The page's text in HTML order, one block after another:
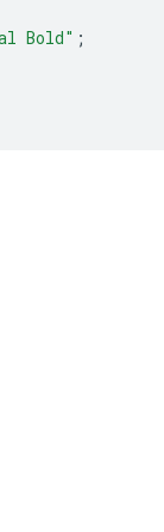
Bold" ;